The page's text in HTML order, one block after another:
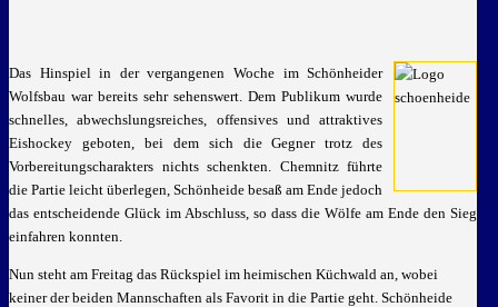
Das Hinspiel in der vergangenen Woche im Schönheider
Wolfsbau war bereits sehr sehenswert. Dem Publikum wurde
schnelles, abwechslungsreiches, offensives und attraktives
Eishockey geboten, bei dem sich die Gegner trotz des
Vorbereitungscharakters nichts schenkten. Chemnitz führte
die Partie leicht überlegen, Schönheide besaß am Ende jedoch
das entscheidende Glück im Abschluss, so dass die Wölfe am Ende den Sieg
einfahren konnten.
Nun steht am Freitag das Rückspiel im heimischen Küchwald an, wobei
keiner der beiden Mannschaften als Favorit in die Partie geht. Schönheide